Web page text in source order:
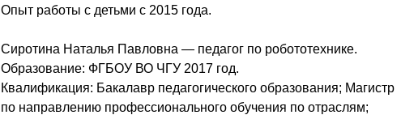
Опыт работы с детьми с 2015 года.
Сиротина Наталья Павловна — педагог по робототехнике.
Образование: ФГБОУ ВО ЧГУ 2017 год.
Квалификация: Бакалавр педагогического образования; Магистр
по направлению профессионального обучения по отраслям;